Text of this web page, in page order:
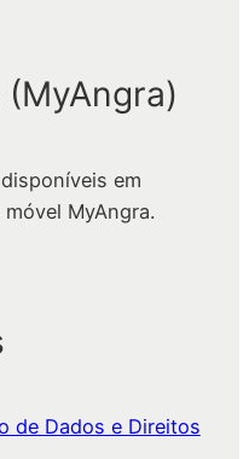
em
MyAngra.
de Dados e Direitos